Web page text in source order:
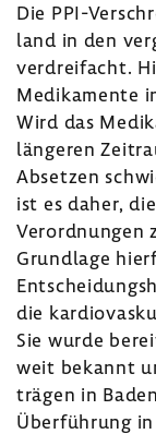
Die PPI-​
land in den
verdrei­facht.
Medi­ka­mente
Wird das
längeren
Absetzen
ist es daher,
Verordnungen
Grund­lage
die
Sie wurde
weit bekannt
trägen in
Über­füh­rung